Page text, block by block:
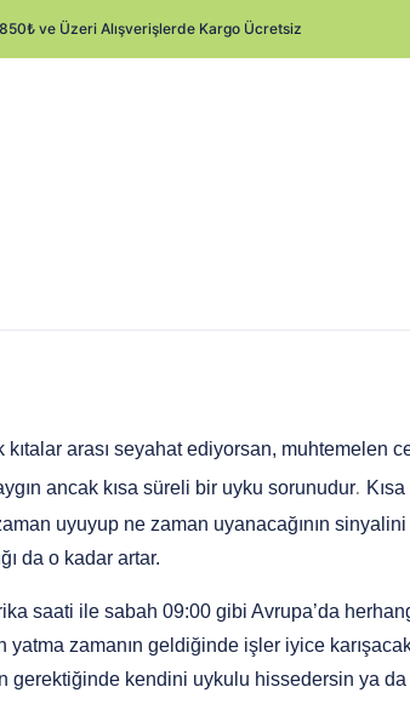
arası seyahat ediyorsan, muhtemelen
ancak kısa süreli bir uyku sorunudur.
uyuyup ne zaman uyanacağının
da o kadar artar.
saati ile sabah 09:00 gibi Avrupa’da
zamanın geldiğinde işler iyice
gerektiğinde kendini uykulu hissedersin ya da